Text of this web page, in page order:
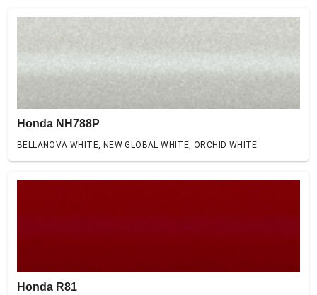
Honda NH788P
BELLANOVA WHITE, NEW GLOBAL WHITE, ORCHID WHITE
Honda R81